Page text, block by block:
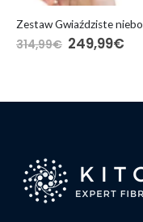
314,99€ 249,99€